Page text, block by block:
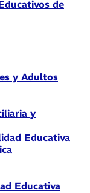
de
y Adultos
y
Educativa
Educativa